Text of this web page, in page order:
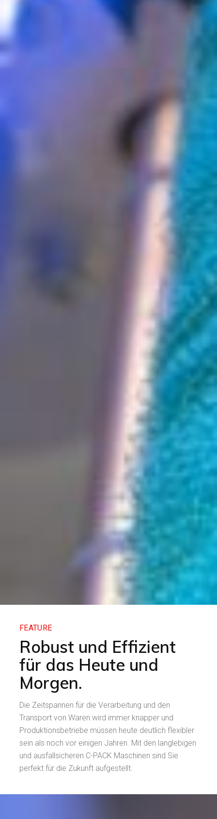
FEATURE
Robust und Effizient
für das Heute und
Morgen.
Die Zeitspannen für die Verarbeitung und den
Transport von Waren wird immer knapper und
Produktionsbetriebe müssen heute deutlich flexibler
sein als noch vor einigen Jahren. Mit den langlebigen
und ausfallsicheren C-PACK Maschinen sind Sie
perfekt für die Zukunft aufgestellt.